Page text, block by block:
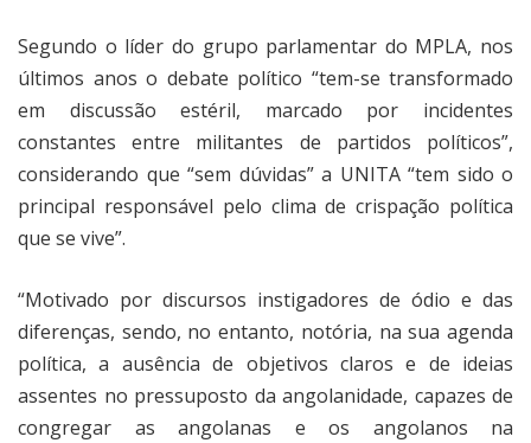
Segundo o líder do grupo parlamentar do MPLA, nos
últimos anos o debate político “tem-se transformado
em discussão estéril, marcado por incidentes
constantes entre militantes de partidos políticos”,
considerando que “sem dúvidas” a UNITA “tem sido o
principal responsável pelo clima de crispação política
que se vive”.
“Motivado por discursos instigadores de ódio e das
diferenças, sendo, no entanto, notória, na sua agenda
política, a ausência de objetivos claros e de ideias
assentes no pressuposto da angolanidade, capazes de
congregar as angolanas e os angolanos na